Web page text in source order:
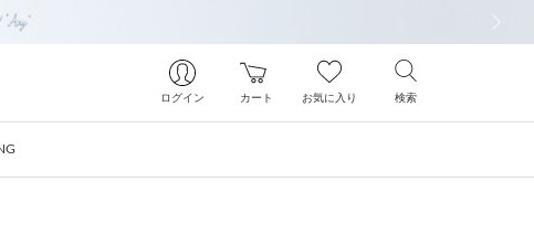
ログイン カート お気に入り 検索